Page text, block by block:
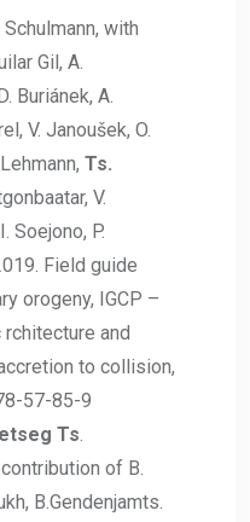
Schulmann, with
Gil, A.
Buriánek, A.
V. Janoušek, O.
Ts.
V.
Soejono, P.
Field guide
orogeny, IGCP –
and
to collision,
57-85-9
Ts
of B.
B.Gendenjamts.